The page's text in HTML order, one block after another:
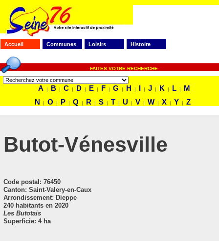
Accueil Communes Loisirs Histoire
FAITES VOTRE RECHERCHE
A | B | C | D | E | F | G | H | I | J | K | L |
M
N
| O | P | Q | R | S | T | U | V | W | X | Y | Z
Butot-Vénesville
Code postal : 76450
Canton: Saint-Valery-en-Caux
Arrondissement: Dieppe
240 habitants en 2020
Les Butotais
Superficie: 4 ha